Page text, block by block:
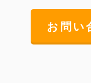
お問い